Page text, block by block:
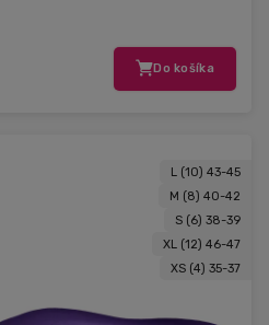
Do košíka
L (10) 43-45
M (8) 40-42
S (6) 38-39
XL (12) 46-47
XS (4) 35-37